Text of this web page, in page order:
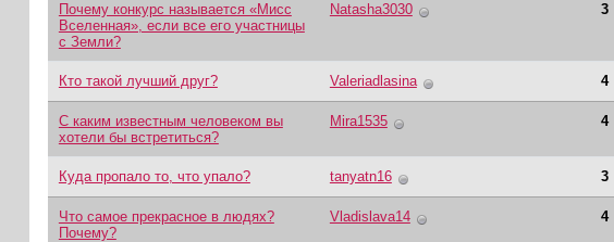
Почему конкурс называется «Мисс
Вселенная», если все его участницы
с Земли?
Natasha3030 3
Кто такой лучший друг? Valeriadlasina 4
С каким известным человеком вы
хотели бы встретиться?
Mira1535 4
Куда пропало то, что упало? tanyatn16 3
Что самое прекрасное в людях?
Почему?
Vladislava14 4